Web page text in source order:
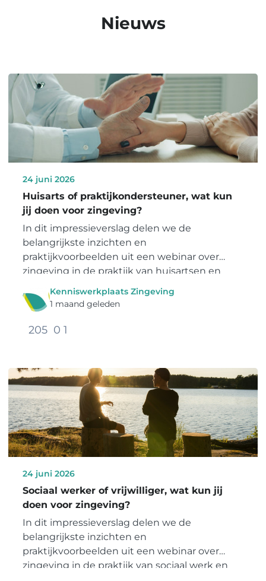
Nieuws
24 juni 2026
Huisarts of praktijkondersteuner, wat kun
jij doen voor zingeving?
In dit impressieverslag delen we de
belangrijkste inzichten en
praktijkvoorbeelden uit een webinar over
zingeving in de praktijk van huisartsen en
Kenniswerkplaats Zingeving
1 maand geleden
205 0 1
24 juni 2026
Sociaal werker of vrijwilliger, wat kun jij
doen voor zingeving?
In dit impressieverslag delen we de
belangrijkste inzichten en
praktijkvoorbeelden uit een webinar over
zingeving in de praktijk van sociaal werk en